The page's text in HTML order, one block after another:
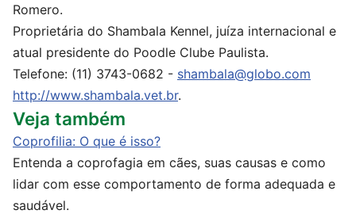
Romero.
Proprietária do Shambala Kennel, juíza internacional e
atual presidente do Poodle Clube Paulista.
Telefone: (11) 3743-0682 - shambala@globo.com
http://www.shambala.vet.br.
Veja também
Coprofilia: O que é isso?
Entenda a coprofagia em cães, suas causas e como
lidar com esse comportamento de forma adequada e
saudável.